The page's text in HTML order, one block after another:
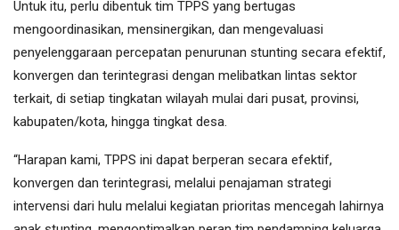
Untuk itu, perlu dibentuk tim TPPS yang bertugas
mengoordinasikan, mensinergikan, dan mengevaluasi
penyelenggaraan percepatan penurunan stunting secara efektif,
konvergen dan terintegrasi dengan melibatkan lintas sektor
terkait, di setiap tingkatan wilayah mulai dari pusat, provinsi,
kabupaten/kota, hingga tingkat desa.
“Harapan kami, TPPS ini dapat berperan secara efektif,
konvergen dan terintegrasi, melalui penajaman strategi
intervensi dari hulu melalui kegiatan prioritas mencegah lahirnya